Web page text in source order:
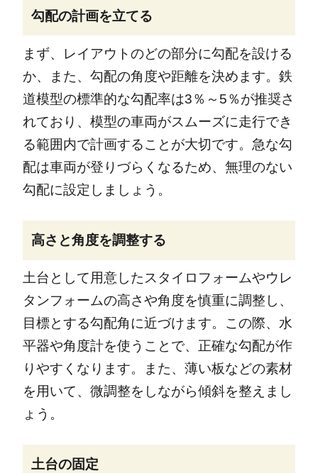
勾配の計画を立てる
まず、レイアウトのどの部分に勾配を設ける
か、また、勾配の角度や距離を決めます。鉄
道模型の標準的な勾配率は3％～5％が推奨さ
れており、模型の車両がスムーズに走行でき
る範囲内で計画することが大切です。急な勾
配は車両が登りづらくなるため、無理のない
勾配に設定しましょう。
高さと角度を調整する
土台として用意したスタイロフォームやウレ
タンフォームの高さや角度を慎重に調整し、
目標とする勾配角に近づけます。この際、水
平器や角度計を使うことで、正確な勾配が作
りやすくなります。また、薄い板などの素材
を用いて、微調整をしながら傾斜を整えまし
ょう。
土台の固定